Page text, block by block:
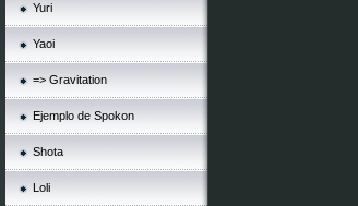
Yuri
Yaoi
=> Gravitation
Ejemplo de Spokon
Shota
Loli